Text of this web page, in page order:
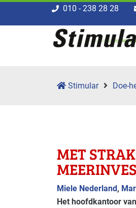
010 - 238 28 28
Stimular Doe-
MET
Miele Nederland,
Het hoofdkantoor